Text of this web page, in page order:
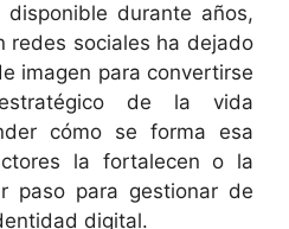
disponible durante años,
redes sociales ha dejado
imagen para convertirse
de la vida
cómo se forma esa
la fortalecen o la
paso para gestionar de
digital.